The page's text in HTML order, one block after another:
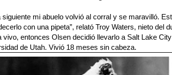
siguiente mi abuelo volvió al corral y se maravilló.
con una pipeta”, relató Troy Waters, nieto del
vivo, entonces Olsen decidió llevarlo a Salt Lake
de Utah. Vivió 18 meses sin cabeza.